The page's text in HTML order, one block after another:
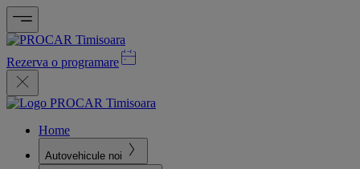
Rezerva o programare
Home
Autovehicule noi